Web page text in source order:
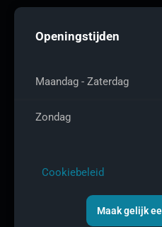
Openingstijden
Maandag - Zaterdag
Zondag
Cookiebeleid
Maak gelijk